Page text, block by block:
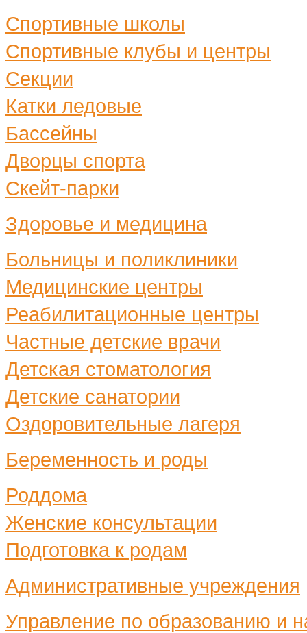
Спортивные школы
Спортивные клубы и центры
Секции
Катки ледовые
Бассейны
Дворцы спорта
Скейт-парки
Здоровье и медицина
Больницы и поликлиники
Медицинские центры
Реабилитационные центры
Частные детские врачи
Детская стоматология
Детские санатории
Оздоровительные лагеря
Беременность и роды
Роддома
Женские консультации
Подготовка к родам
Административные учреждения
Управление по образованию и